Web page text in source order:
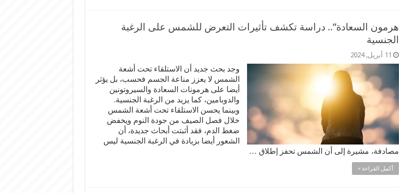
هرمون السعادة”.. دراسة تكشف تأثيرات التعرض للشمس على الرغبة
الجنسية
11 أبريل, 2024
وجد بحث جديد أن الاستلقاء تحت أشعة
الشمس لا يعزز مناعة الجسم فحسب، بل يؤثر
أيضا على هرمونات السعادة والسيروتونين
والدوبامين، كما يزيد من الرغبة الجنسية.
وبينما يحسن الاستلقاء تحت أشعة الشمس
خلال فصل الصيف من جودة النوم ويخفض
ضغط الدم، فقد أثبتت أبحاث جديدة، أن
الشعور أيضا بزيادة في الرغبة الجنسية ليس
مصادفة، مشيرة إلى أن الشمس تحفز إطلاق …
أكمل القراءة »